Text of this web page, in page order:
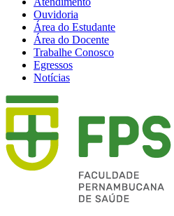
Ouvidoria
Área do Estudante
Área do Docente
Trabalhe Conosco
Egressos
Notícias